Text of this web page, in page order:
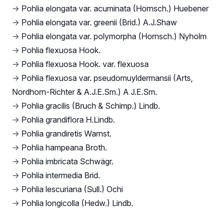
→ Pohlia elongata var. acuminata (Hornsch.) Huebener
→ Pohlia elongata var. greenii (Brid.) A.J.Shaw
→ Pohlia elongata var. polymorpha (Hornsch.) Nyholm
→ Pohlia flexuosa Hook.
→ Pohlia flexuosa Hook. var. flexuosa
→ Pohlia flexuosa var. pseudomuyldermansii (Arts,
Nordhorn-Richter & A.J.E.Sm.) A J.E.Sm.
→ Pohlia gracilis (Bruch & Schimp.) Lindb.
→ Pohlia grandiflora H.Lindb.
→ Pohlia grandiretis Warnst.
→ Pohlia hampeana Broth.
→ Pohlia imbricata Schwägr.
→ Pohlia intermedia Brid.
→ Pohlia lescuriana (Sull.) Ochi
→ Pohlia longicolla (Hedw.) Lindb.